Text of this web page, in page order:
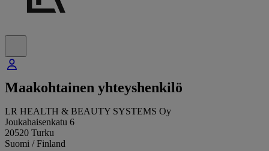
Maakohtainen yhteyshenkilö
LR HEALTH & BEAUTY SYSTEMS Oy
Joukahaisenkatu 6
20520 Turku
Suomi / Finland